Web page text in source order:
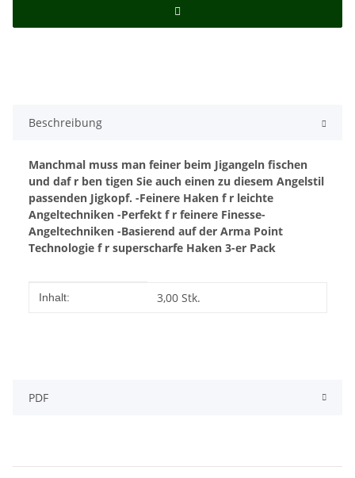
Beschreibung
Manchmal muss man feiner beim Jigangeln fischen
und daf r ben tigen Sie auch einen zu diesem Angelstil
passenden Jigkopf. -Feinere Haken f r leichte
Angeltechniken -Perfekt f r feinere Finesse-
Angeltechniken -Basierend auf der Arma Point
Technologie f r superscharfe Haken 3-er Pack
Produkteigenschaft
Wert
Inhalt: 3,00 Stk.
PDF